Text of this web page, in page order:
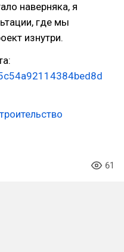
наверняка, я
где мы
изнутри.
61